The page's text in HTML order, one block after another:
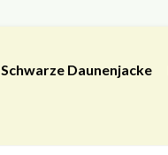
Schwarze Daunenjacke